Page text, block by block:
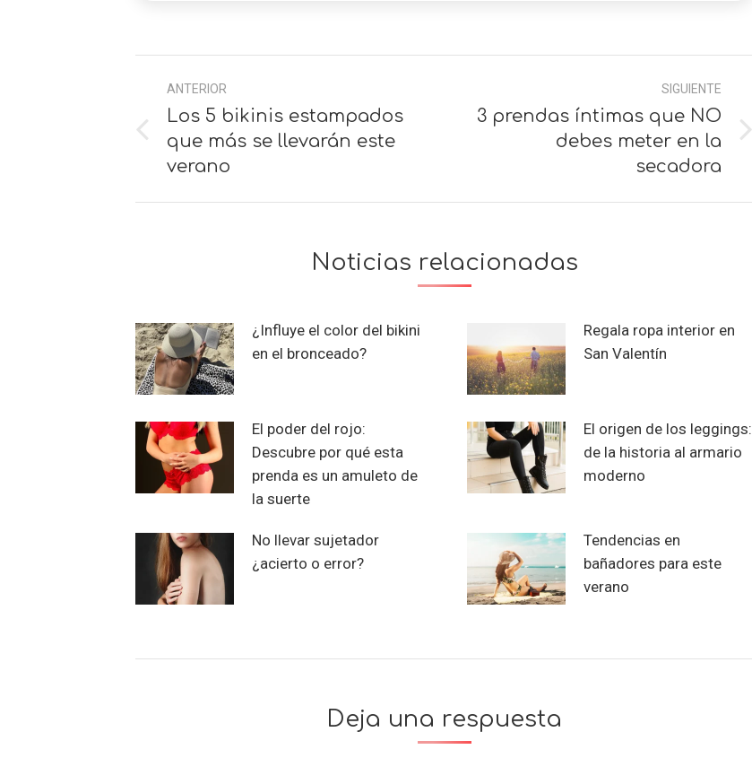
entre
comentarios
ANTERIOR
Anterior
Los 5 bikinis estampados
que más se llevarán este
verano
SIGUIENTE
3 prendas íntimas que NO
debes meter en la
secadora
Noticias relacionadas
¿Influye el color del bikini
en el bronceado?
Regala ropa interior en
San Valentín
El poder del rojo:
Descubre por qué esta
prenda es un amuleto de
la suerte
El origen de los leggings:
de la historia al armario
moderno
No llevar sujetador
¿acierto o error?
Tendencias en
bañadores para este
verano
Deja una respuesta